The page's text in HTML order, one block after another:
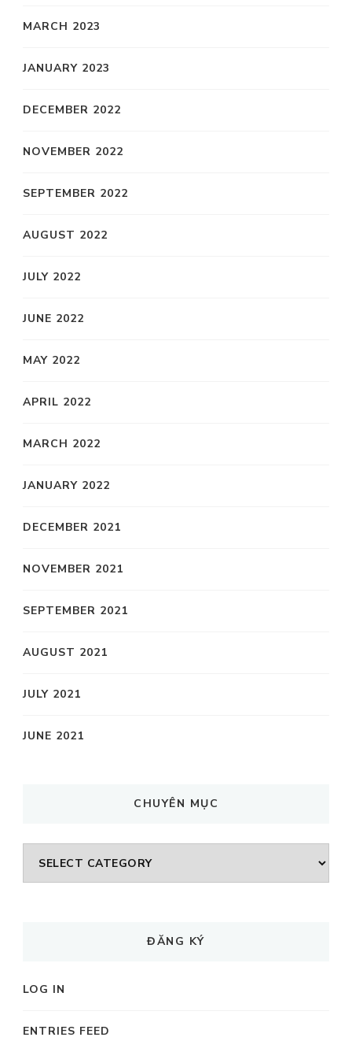
MARCH 2023
JANUARY 2023
DECEMBER 2022
NOVEMBER 2022
SEPTEMBER 2022
AUGUST 2022
JULY 2022
JUNE 2022
MAY 2022
APRIL 2022
MARCH 2022
JANUARY 2022
DECEMBER 2021
NOVEMBER 2021
SEPTEMBER 2021
AUGUST 2021
JULY 2021
JUNE 2021
CHUYÊN MỤC
CHUYÊN
MỤC
ĐĂNG KÝ
LOG IN
ENTRIES FEED